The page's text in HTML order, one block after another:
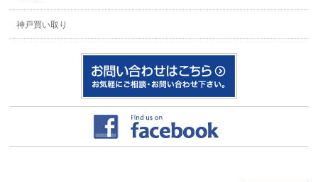
神戸買い取り